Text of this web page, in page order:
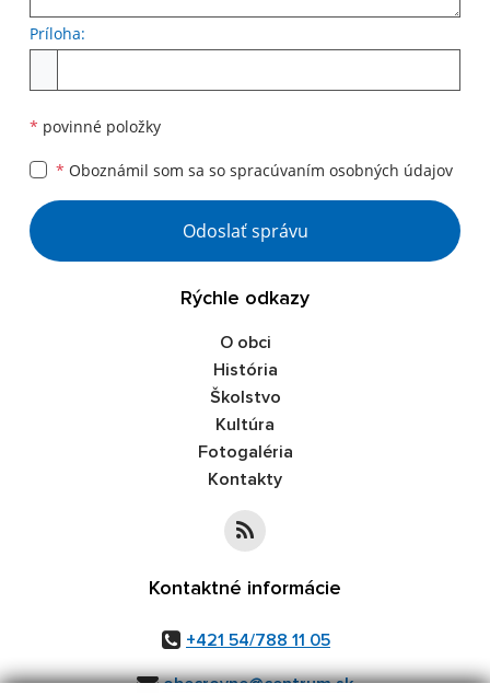
Príloha:
* povinné položky
* Oboznámil som sa so spracúvaním osobných údajov
Google reCaptcha Response
Odoslať správu
Rýchle odkazy
O obci
História
Školstvo
Kultúra
Fotogaléria
Kontakty
Kontaktné informácie
+421 54/788 11 05
obecrovne@centrum.sk